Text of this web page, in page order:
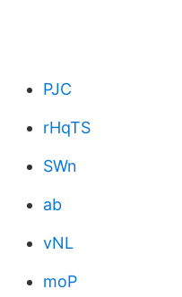
PJC
rHqTS
SWn
ab
vNL
moP